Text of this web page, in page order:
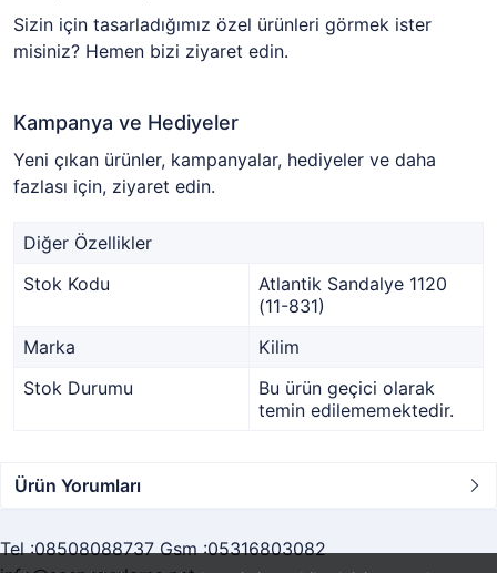
Sizin için tasarladığımız özel ürünleri görmek ister
misiniz? Hemen bizi ziyaret edin.
Kampanya ve Hediyeler
Yeni çıkan ürünler, kampanyalar, hediyeler ve daha
fazlası için, ziyaret edin.
Diğer Özellikler
Stok Kodu
Atlantik Sandalye 1120
(11-831)
Marka
Kilim
Stok Durumu
Bu ürün geçici olarak
temin edilememektedir.
Ürün Yorumları
Tel :08508088737 Gsm :05316803082